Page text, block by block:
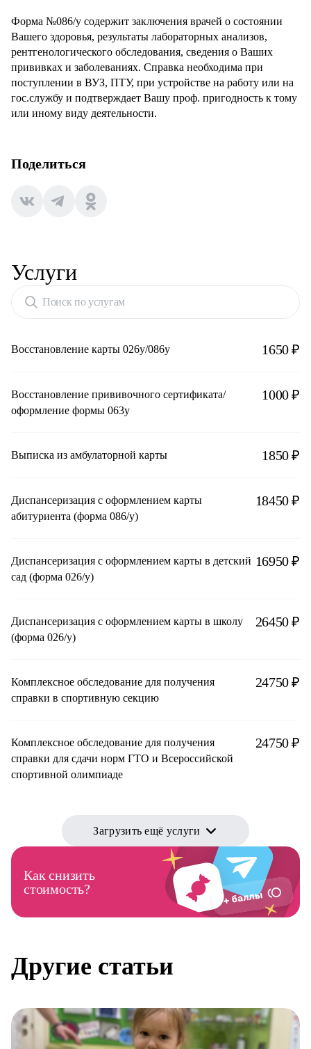
Форма №086/y содержит заключения врачей о состоянии
Вашего здоровья, результаты лабораторных анализов,
рентгенологического обследования, сведения о Ваших
прививках и заболеваниях. Справка необходима при
поступлении в ВУЗ, ПТУ, при устройстве на работу или на
гос.службу и подтверждает Вашу проф. пригодность к тому
или иному виду деятельности.
Поделиться
Услуги
Поиск по услугам
Восстановление карты 026у/086у 1650 ₽
Восстановление прививочного сертификата/
оформление формы 063у
1000 ₽
Выписка из амбулаторной карты 1850 ₽
Диспансеризация с оформлением карты
абитуриента (форма 086/у)
18450 ₽
Диспансеризация с оформлением карты в детский
сад (форма 026/у)
16950 ₽
Диспансеризация с оформлением карты в школу
(форма 026/у)
26450 ₽
Комплексное обследование для получения
справки в спортивную секцию
24750 ₽
Комплексное обследование для получения
справки для сдачи норм ГТО и Всероссийской
спортивной олимпиаде
24750 ₽
Загрузить ещё услуги
Как снизить
стоимость?
Другие статьи